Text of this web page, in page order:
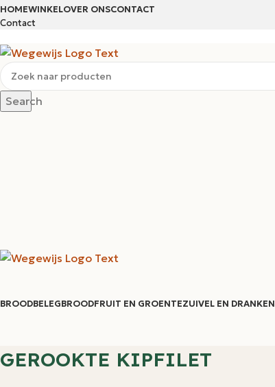
HOMEWINKELOVER ONSCONTACT
Contact
Search
BROODBELEGBROODFRUIT EN GROENTEZUIVEL EN DRANKEN
GEROOKTE KIPFILET